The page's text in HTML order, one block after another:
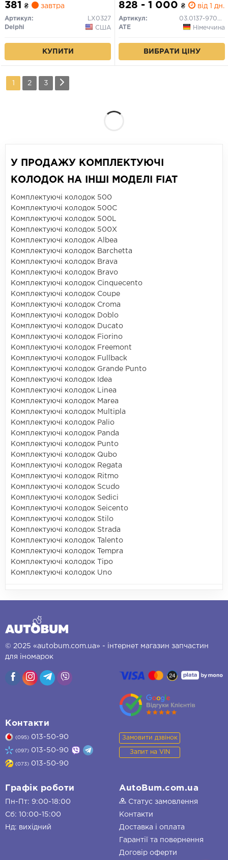
381 ₴ завтра
Артикул:
LX0327
Delphi
США
КУПИТИ
828 - 1 000 ₴ від 1 дн.
Артикул:
03.0137-9702.2
ATE
Німеччина
ВИБРАТИ ЦІНУ
1 2 3
У ПРОДАЖУ КОМПЛЕКТУЮЧІ
КОЛОДОК НА ІНШІ МОДЕЛІ FIAT
Комплектуючі колодок 500
Комплектуючі колодок 500C
Комплектуючі колодок 500L
Комплектуючі колодок 500X
Комплектуючі колодок Albea
Комплектуючі колодок Barchetta
Комплектуючі колодок Brava
Комплектуючі колодок Bravo
Комплектуючі колодок Cinquecento
Комплектуючі колодок Coupe
Комплектуючі колодок Croma
Комплектуючі колодок Doblo
Комплектуючі колодок Ducato
Комплектуючі колодок Fiorino
Комплектуючі колодок Freemont
Комплектуючі колодок Fullback
Комплектуючі колодок Grande Punto
Комплектуючі колодок Idea
Комплектуючі колодок Linea
Комплектуючі колодок Marea
Комплектуючі колодок Multipla
Комплектуючі колодок Palio
Комплектуючі колодок Panda
Комплектуючі колодок Punto
Комплектуючі колодок Qubo
Комплектуючі колодок Regata
Комплектуючі колодок Ritmo
Комплектуючі колодок Scudo
Комплектуючі колодок Sedici
Комплектуючі колодок Seicento
Комплектуючі колодок Stilo
Комплектуючі колодок Strada
Комплектуючі колодок Talento
Комплектуючі колодок Tempra
Комплектуючі колодок Tipo
Комплектуючі колодок Uno
© 2025 «autobum.com.ua» - інтернет магазин запчастин
для іномарок
Контакти
(095) 013-50-90
(097) 013-50-90
(073) 013-50-90
Замовити дзвінок
Запит на VIN
Графік роботи
Пн-Пт: 9:00-18:00
Сб: 10:00-15:00
Нд: вихідний
AutoBum.com.ua
Статус замовлення
Контакти
Доставка і оплата
Гарантії та повернення
Договір оферти